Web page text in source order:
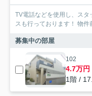
TV電話などを使用し、ス
スも行っております！ 物
募集中の部屋
102
4.7万円
1階 /